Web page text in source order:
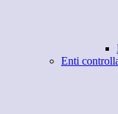
Enti